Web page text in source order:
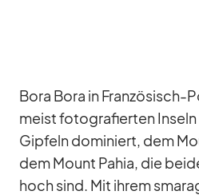
Bora Bora in Fran­zö­sisch-
meist fo­to­gra­fier­ten In­seln
Gip­feln do­mi­niert, dem
dem Mount Pa­hia, die
hoch sind. Mit ih­rem